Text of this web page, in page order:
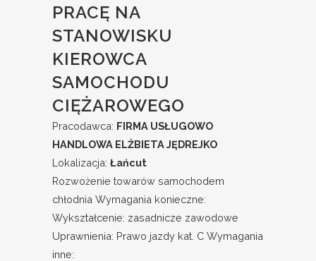
PRACĘ NA
STANOWISKU
KIEROWCA
SAMOCHODU
CIĘŻAROWEGO
Pracodawca: FIRMA USŁUGOWO
HANDLOWA ELŻBIETA JĘDREJKO
Lokalizacja: Łańcut
Rozwożenie towarów samochodem
chłodnia Wymagania konieczne:
Wykształcenie: zasadnicze zawodowe
Uprawnienia: Prawo jazdy kat. C Wymagania
inne: